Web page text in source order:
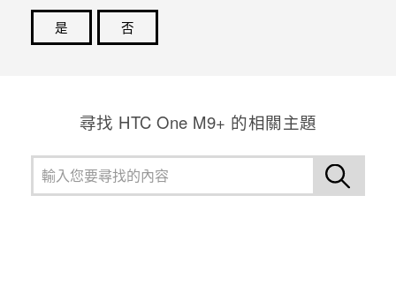
是
否
尋找 HTC One M9+ 的相關主題